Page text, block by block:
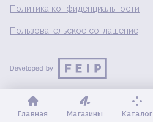
Политика конфиденциальности
Пользовательское соглашение
Главная Магазины Каталог